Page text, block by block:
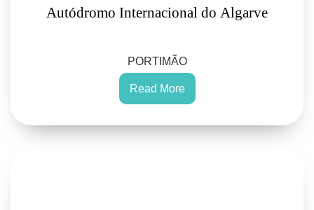
Autódromo Internacional do Algarve
PORTIMÃO
Read More